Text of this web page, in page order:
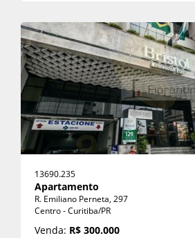
13690.235
Apartamento
R. Emiliano Perneta, 297
Centro - Curitiba/PR
Venda: R$ 300.000